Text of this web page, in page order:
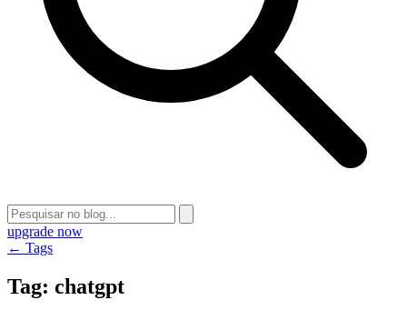
upgrade now
← Tags
Tag: chatgpt